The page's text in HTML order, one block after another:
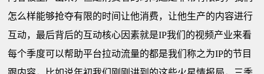
怎么样能够抢夺有限的时间让他消费，让他生产的内容进行
互动，最后背后的互动核心因素就是IP我们的视频产业来看
每个季度可以帮助平台拉动流量的都是我们称之为IP的节目